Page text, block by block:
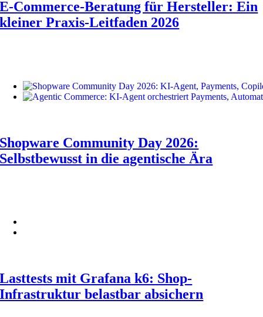
E-Commerce-Beratung für Hersteller: Ein
kleiner Praxis-Leitfaden 2026
Shopware Community Day 2026:
Selbstbewusst in die agentische Ära
Lasttests mit Grafana k6: Shop-
Infrastruktur belastbar absichern